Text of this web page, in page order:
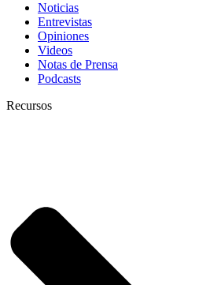
Noticias
Entrevistas
Opiniones
Videos
Notas de Prensa
Podcasts
Recursos